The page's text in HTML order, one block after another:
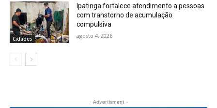
Cidades
Ipatinga fortalece atendimento a pessoas
com transtorno de acumulação
compulsiva
agosto 4, 2026
- Advertisment -